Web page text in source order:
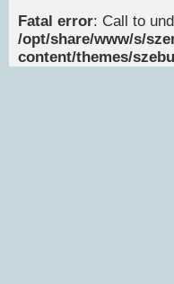
Fatal error: Call to
/opt/share/www/s/
content/themes/